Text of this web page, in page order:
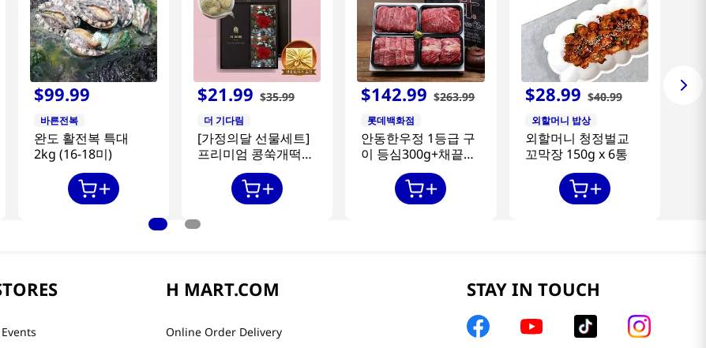
$99.99
바른전복
완도 활전복 특대
2kg (16-18미)
$21.99 $35.99
더 기다림
[가정의달 선물세트]
프리미엄 콩쑥개떡
840g + 카네이션 2개
$142.99 $263.99
롯데백화점
안동한우정 1등급 구
이 등심300g+채끝
300g+특수부위
300g+갈비살300g
$28.99 $40.99
외할머니 밥상
외할머니 청정벌교
꼬막장 150g x 6통
H MART.COM
Online Order Delivery
STAY IN TOUCH